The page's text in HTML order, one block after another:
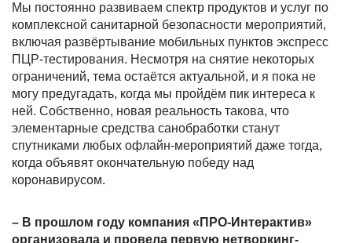
Мы постоянно развиваем спектр продуктов и услуг по
комплексной санитарной безопасности мероприятий,
включая развёртывание мобильных пунктов экспресс
ПЦР-тестирования. Несмотря на снятие некоторых
ограничений, тема остаётся актуальной, и я пока не
могу предугадать, когда мы пройдём пик интереса к
ней. Собственно, новая реальность такова, что
элементарные средства санобработки станут
спутниками любых офлайн-мероприятий даже тогда,
когда объявят окончательную победу над
коронавирусом.
– В прошлом году компания «ПРО-Интерактив»
организовала и провела первую нетворкинг-